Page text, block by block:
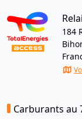
184
Carburants au